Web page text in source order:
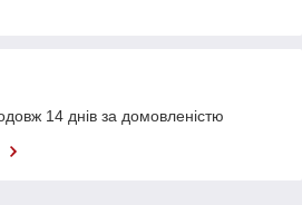
14 днів за домовленістю